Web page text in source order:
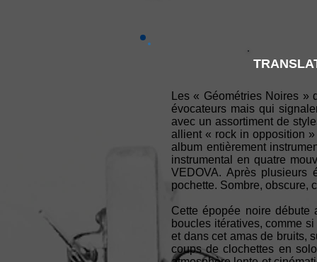
Les « Géométries Noires
évocateurs mais qui
avec un assortiment de
allient « rock in opposition
album entièrement
instrumental en quatre
VEDOVA. Après plusieurs
pochette. Sombre, obscure,
Cette épopée noire
boucles itératives, comme
et dans cet amas de bruits,
coups de clochettes en